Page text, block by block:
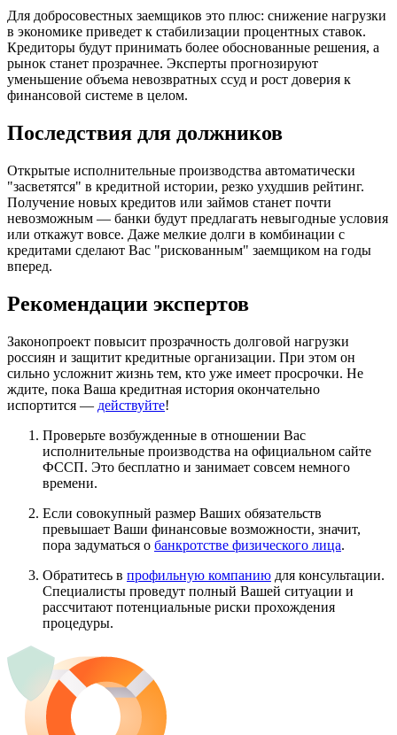
Для добросовестных заемщиков это плюс: снижение нагрузки
в экономике приведет к стабилизации процентных ставок.
Кредиторы будут принимать более обоснованные решения, а
рынок станет прозрачнее. Эксперты прогнозируют
уменьшение объема невозвратных ссуд и рост доверия к
финансовой системе в целом.
Последствия для должников
Открытые исполнительные производства автоматически
"засветятся" в кредитной истории, резко ухудшив рейтинг.
Получение новых кредитов или займов станет почти
невозможным — банки будут предлагать невыгодные условия
или откажут вовсе. Даже мелкие долги в комбинации с
кредитами сделают Вас "рискованным" заемщиком на годы
вперед.
Рекомендации экспертов
Законопроект повысит прозрачность долговой нагрузки
россиян и защитит кредитные организации. При этом он
сильно усложнит жизнь тем, кто уже имеет просрочки. Не
ждите, пока Ваша кредитная история окончательно
испортится — действуйте!
Проверьте возбужденные в отношении Вас
исполнительные производства на официальном сайте
ФССП. Это бесплатно и занимает совсем немного
времени.
Если совокупный размер Ваших обязательств
превышает Ваши финансовые возможности, значит,
пора задуматься о банкротстве физического лица.
Обратитесь в профильную компанию для консультации.
Специалисты проведут полный Вашей ситуации и
рассчитают потенциальные риски прохождения
процедуры.